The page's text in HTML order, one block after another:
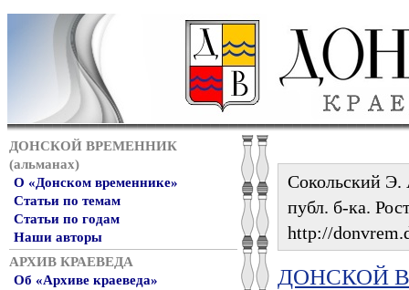
ДОНСКОЙ ВРЕМЕННИК
(альманах)
О «Донском временнике»
Статьи по темам
Статьи по годам
Наши авторы
АРХИВ КРАЕВЕДА
Об «Архиве краеведа»
Сокольский Э.
публ. б-ка.
http://
ДОНСКОЙ